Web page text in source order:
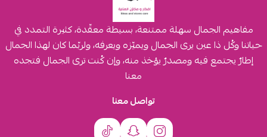
مفاهيم الجمال سهلة ممتنعة، بسيطة معقّدة، كثيرة التمدد في
حياتنا وكُل ذا عين يرى الجمال ويميّزه ويعرفه، ولربّما كان لهذا الجمال
إطارٌ يجتمع فيه ومصدرٌ يؤخذ منه، وإن كُنت ترى الجمال فتجده
معنا
تواصل معنا